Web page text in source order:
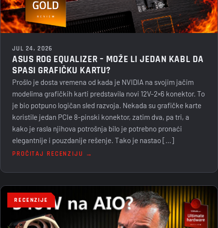
JUL 24, 2026
ASUS ROG EQUALIZER – MOŽE LI JEDAN KABL DA
SPASI GRAFIČKU KARTU?
Prošlo je dosta vremena od kada je NVIDIA na svojim jačim
modelima grafičkih karti predstavila novi 12V-2×6 konektor. To
je bio potpuno logičan sled razvoja. Nekada su grafičke karte
koristile jedan PCIe 8-pinski konektor, zatim dva, pa tri, a
kako je rasla njihova potrošnja bilo je potrebno pronaći
elegantnije i pouzdanije rešenje. Tako je nastao […]
PROČITAJ RECENZIJU →
RECENZIJE